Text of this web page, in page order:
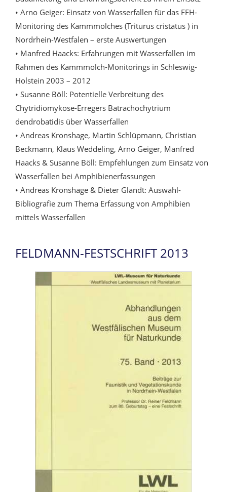
• Arno Geiger: Einsatz von Wasserfallen für das FFH-
Monitoring des Kammmolches (Triturus cristatus ) in
Nordrhein-Westfalen – erste Auswertungen
• Manfred Haacks: Erfahrungen mit Wasserfallen im
Rahmen des Kammmolch-Monitorings in Schleswig-
Holstein 2003 – 2012
• Susanne Böll: Potentielle Verbreitung des
Chytridiomykose-Erregers Batrachochytrium
dendrobatidis über Wasserfallen
• Andreas Kronshage, Martin Schlüpmann, Christian
Beckmann, Klaus Weddeling, Arno Geiger, Manfred
Haacks & Susanne Böll: Empfehlungen zum Einsatz von
Wasserfallen bei Amphibienerfassungen
• Andreas Kronshage & Dieter Glandt: Auswahl-
Bibliografie zum Thema Erfassung von Amphibien
mittels Wasserfallen
FELDMANN-FESTSCHRIFT 2013